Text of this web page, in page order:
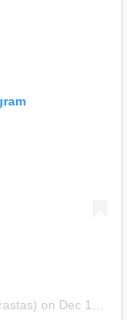
on Dec 16, 2019 at 9:37am PST